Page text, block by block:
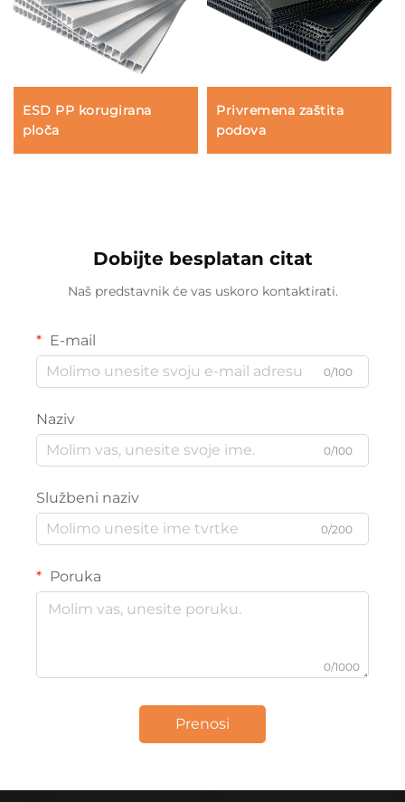
ESD PP korugirana
ploča
Privremena zaštita
podova
Dobijte besplatan citat
Naš predstavnik će vas uskoro kontaktirati.
E-mail
0/100
Naziv
0/100
Službeni naziv
0/200
Poruka
0/1000
Prenosi